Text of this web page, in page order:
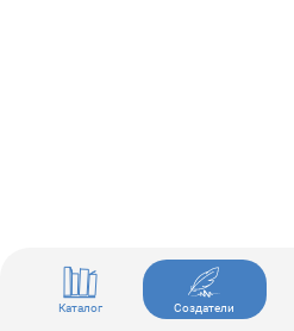
Каталог Создатели